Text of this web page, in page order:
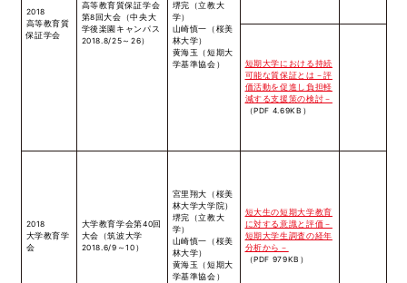
2018
高等教育質
保証学会
高等教育質保証学会
第8回大会（中央大
学後楽園キャンパス
2018.8/25～26）
堺完（立教大
学）
山崎慎一（桜美
林大学）
黄海玉（短期大
学基準協会）
短期大学における持続
可能な質保証とは－評
価活動を促進し負担軽
減する支援策の検討－
（PDF 4.69KB）
2018
大学教育学
会
大学教育学会第40回
大会（筑波大学
2018.6/9～10）
宮里翔大（桜美
林大学大学院）
堺完（立教大
学）
山崎慎一（桜美
林大学）
黄海玉（短期大
学基準協会）
短大生の短期大学教育
に対する意識と評価－
短期大学生調査の経年
分析から－
（PDF 979KB）